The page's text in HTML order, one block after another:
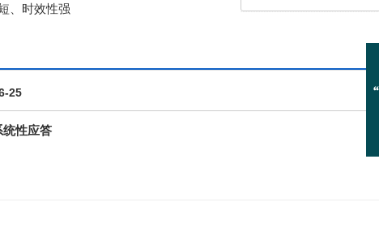
、时效性强
25
统性应答